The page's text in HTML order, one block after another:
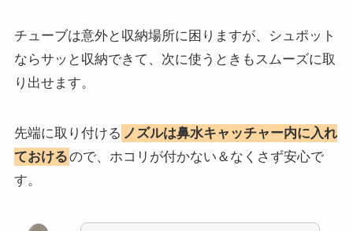
チューブは意外と収納場所に困りますが、シュポット
ならサッと収納できて、次に使うときもスムーズに取
り出せます。
先端に取り付ける ノズルは鼻水キャッチャー内に入れ
ておけるので、ホコリが付かない＆なくさず安心で
す。